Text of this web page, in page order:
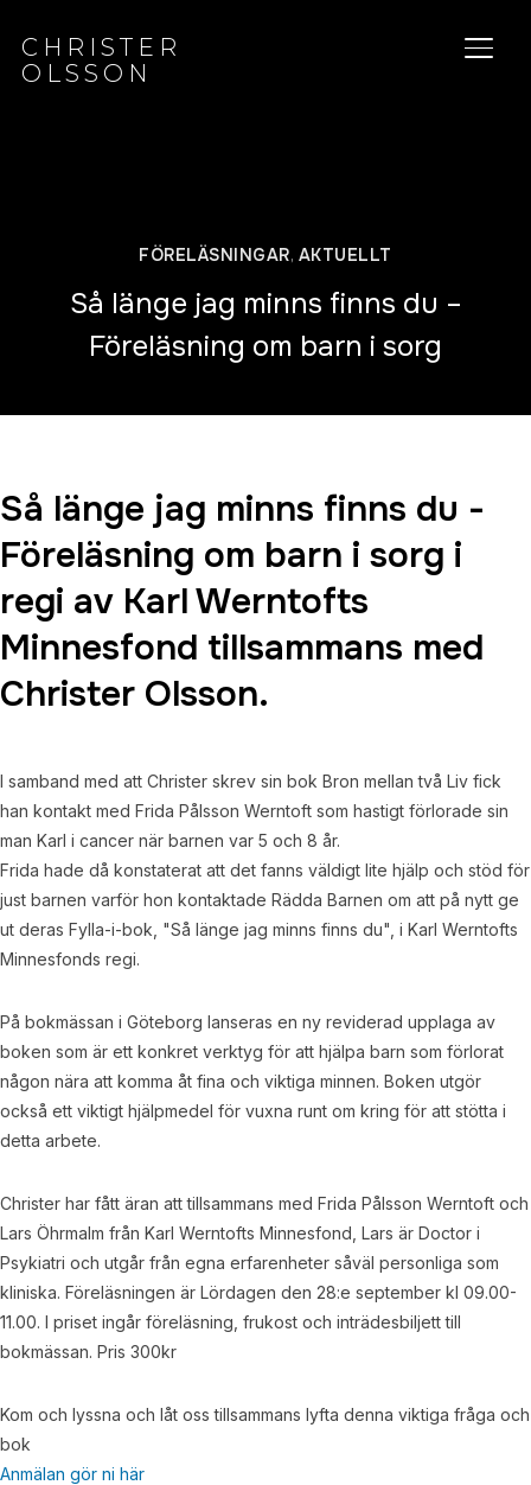
CHRISTER
OLSSON
SLÅ
FÖRELÄSNINGAR, AKTUELLT
Så länge jag minns finns du –
Föreläsning om barn i sorg
Så länge jag minns finns du -
Föreläsning om barn i sorg i
regi av Karl Werntofts
Minnesfond tillsammans med
Christer Olsson.
I samband med att Christer skrev sin bok Bron mellan två Liv fick
han kontakt med Frida Pålsson Werntoft som hastigt förlorade sin
man Karl i cancer när barnen var 5 och 8 år.
Frida hade då konstaterat att det fanns väldigt lite hjälp och stöd för
just barnen varför hon kontaktade Rädda Barnen om att på nytt ge
ut deras Fylla-i-bok, "Så länge jag minns finns du", i Karl Werntofts
Minnesfonds regi.
På bokmässan i Göteborg lanseras en ny reviderad upplaga av
boken som är ett konkret verktyg för att hjälpa barn som förlorat
någon nära att komma åt fina och viktiga minnen. Boken utgör
också ett viktigt hjälpmedel för vuxna runt om kring för att stötta i
detta arbete.
Christer har fått äran att tillsammans med Frida Pålsson Werntoft och
Lars Öhrmalm från Karl Werntofts Minnesfond, Lars är Doctor i
Psykiatri och utgår från egna erfarenheter såväl personliga som
kliniska. Föreläsningen är Lördagen den 28:e september kl 09.00-
11.00. I priset ingår föreläsning, frukost och inträdesbiljett till
bokmässan. Pris 300kr
Kom och lyssna och låt oss tillsammans lyfta denna viktiga fråga och
bok
Anmälan gör ni här